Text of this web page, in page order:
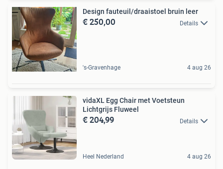
Design fauteuil/draaistoel bruin leer
€ 250,00 Details
's-Gravenhage 4 aug 26
vidaXL Egg Chair met Voetsteun
Lichtgrijs Fluweel
€ 204,99 Details
Heel Nederland 4 aug 26